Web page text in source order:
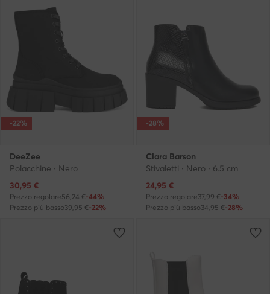
-22%
DeeZee
Polacchine · Nero
Prezzo attuale
30,95 €
Prezzo regolare56,24 €-44%
Prezzo più basso39,95 €-22%
-28%
Clara Barson
Stivaletti · Nero · 6.5 cm
Prezzo attuale
24,95 €
Prezzo regolare37,99 €-34%
Prezzo più basso34,95 €-28%